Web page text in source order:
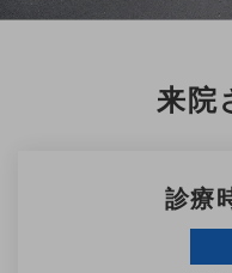
ニ
来院
診療